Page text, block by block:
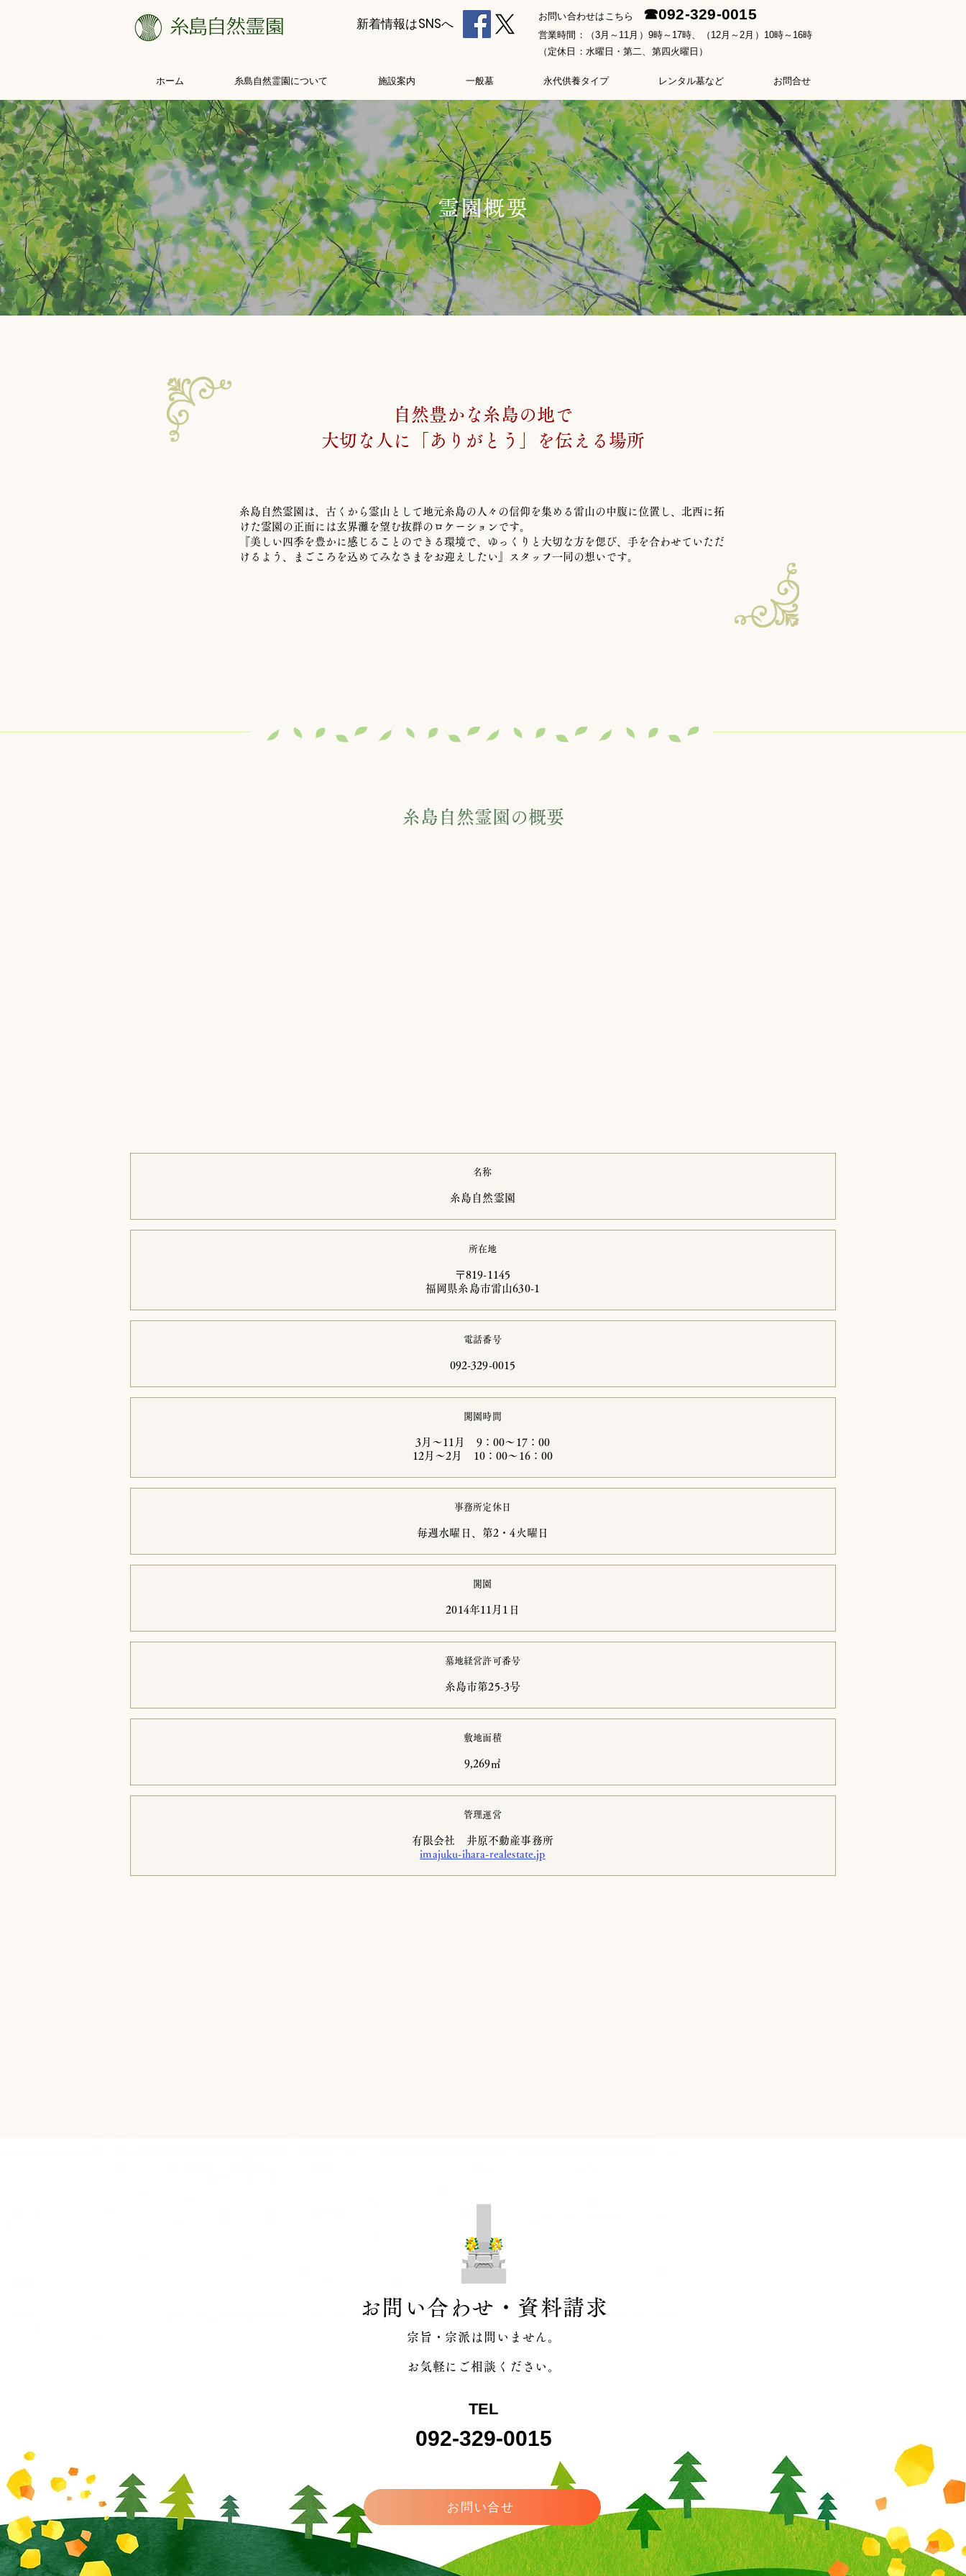
新着情報はSNSへ お問い合わせはこちら ☎092-329-0015
営業時間：（3月～11月）9時～17時、（12月～2月）10時～16時
（定休日：水曜日・第二、第四火曜日）
ホーム 糸島自然霊園について 施設案内 一般墓 永代供養タイプ レンタル墓など お問合せ
霊園概要
自然豊かな糸島の地で
大切な人に「ありがとう」を伝える場所
糸島自然霊園は、古くから霊山として地元糸島の人々の信仰を集める雷山の中腹に位置し、北西に拓
けた霊園の正面には玄界灘を望む抜群のロケーションです。
『美しい四季を豊かに感じることのできる環境で、ゆっくりと大切な方を偲び、手を合わせていただ
けるよう、まごころを込めてみなさまをお迎えしたい』スタッフ一同の想いです。
糸島自然霊園の概要
名称
​糸島自然霊園
所在地
​〒819-1145
​福岡県糸島市雷山630-1
電話番号
​092-329-0015
開園時間
​3月～11月 9：00～17：00
12月～2月 10：00～16：00
事務所定休日
​毎週水曜日、第2・4火曜日
開園
​2014年11月1日
墓地経営許可番号
​糸島市第25-3号
敷地面積
​9,269㎡
管理運営
​有限会社 井原不動産事務所
imajuku-ihara-realestate.jp
お問い合わせ・資料請求
宗旨・宗派は問いません。
お気軽にご相談ください。
TEL
092-329-0015
お問い合せ